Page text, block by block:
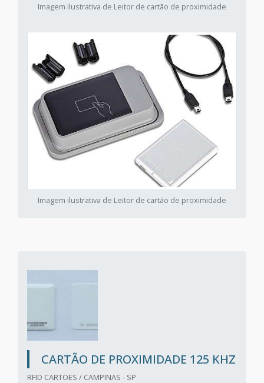
Imagem ilustrativa de Leitor de cartão de proximidade
Imagem ilustrativa de Leitor de cartão de proximidade
CARTÃO DE PROXIMIDADE 125 KHZ
RFID CARTOES / CAMPINAS - SP